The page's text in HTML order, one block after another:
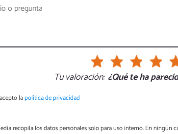
Tu valoración: ¿Qué te ha
lapolítica de privacidad
recopila los datos personales solo para uso interno. En ningún